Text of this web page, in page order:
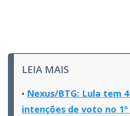
LEIA MAIS
Nexus/BTG: Lula tem
intenções de voto no